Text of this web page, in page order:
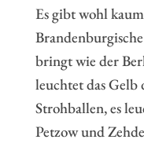
Es gibt wohl
bringt wie der
leuchtet das
Strohballen, es
Petzow und